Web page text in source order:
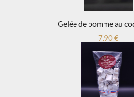
Gelée de pomme au
7.90 €